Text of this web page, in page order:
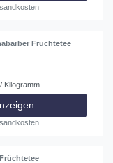
Früchtetee
Kilogramm